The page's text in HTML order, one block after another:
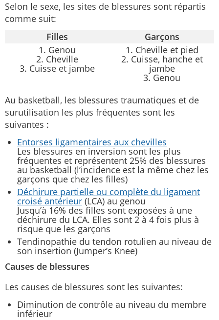
Selon le sexe, les sites de blessures sont répartis
comme suit:
Filles
Garçons
1. Genou
2. Cheville
3. Cuisse et jambe
1. Cheville et pied
2. Cuisse, hanche et
jambe
3. Genou
Au basketball, les blessures traumatiques et de
surutilisation les plus fréquentes sont les
suivantes :
Entorses ligamentaires aux chevilles
Les blessures en inversion sont les plus
fréquentes et représentent 25% des blessures
au basketball (l’incidence est la même chez les
garçons que chez les filles)
Déchirure partielle ou complète du ligament
croisé antérieur (LCA) au genou
Jusqu’à 16% des filles sont exposées à une
déchirure du LCA. Elles sont 2 à 4 fois plus à
risque que les garçons
Tendinopathie du tendon rotulien au niveau de
son insertion (Jumper’s Knee)
Causes de blessures
Les causes de blessures sont les suivantes:
Diminution de contrôle au niveau du membre
inférieur